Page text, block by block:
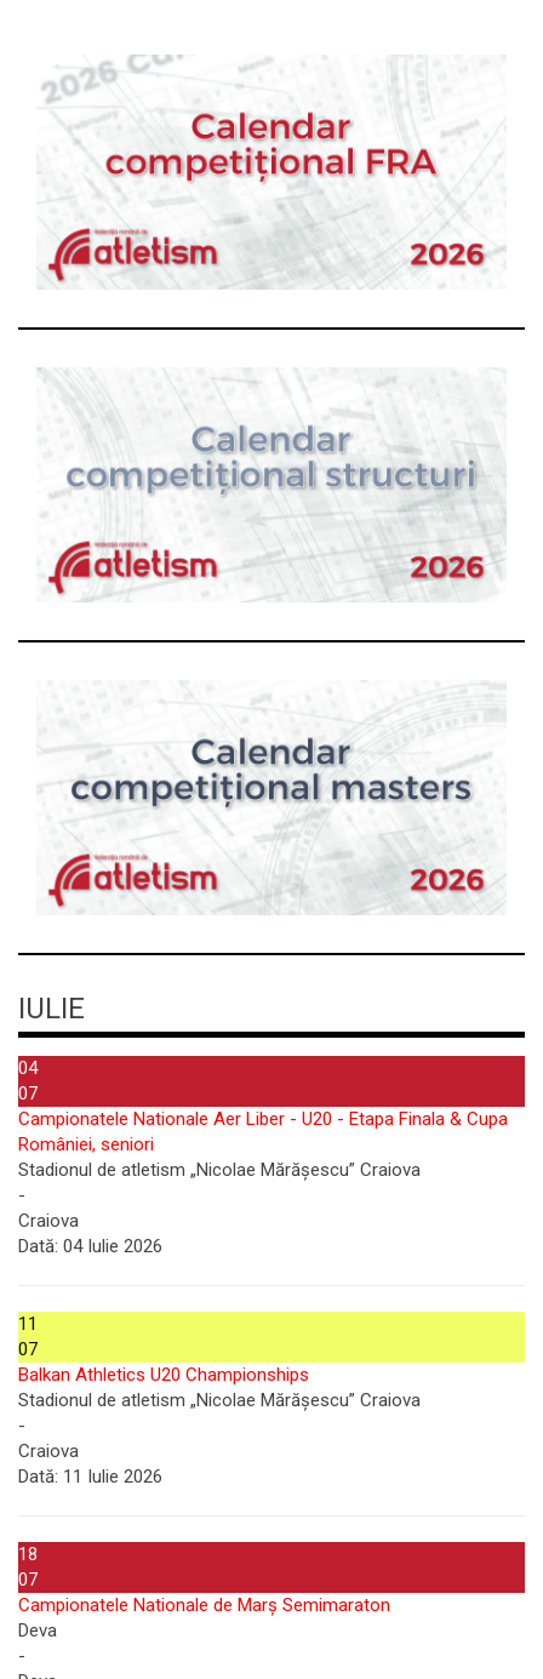
IULIE
04
07
Campionatele Nationale Aer Liber - U20 - Etapa Finala & Cupa
României, seniori
Stadionul de atletism „Nicolae Mărășescu” Craiova
-
Craiova
Dată: 04 Iulie 2026
11
07
Balkan Athletics U20 Championships
Stadionul de atletism „Nicolae Mărășescu” Craiova
-
Craiova
Dată: 11 Iulie 2026
18
07
Campionatele Nationale de Marș Semimaraton
Deva
-